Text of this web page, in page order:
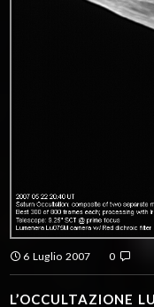
6 Luglio 2007 0
L’OCCULTAZIONE